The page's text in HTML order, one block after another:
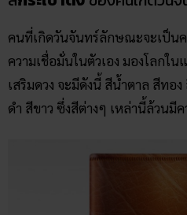
คนที่เกิดวันจันทร์ลักษณะจะเป็น
ความเชื่อมั่นในตัวเอง มองโลกใน
เสริมดวง จะมีดังนี้ สีน้ำตาล สีทอ
ดำ สีขาว ซึ่งสีต่างๆ เหล่านี้ล้วนมี